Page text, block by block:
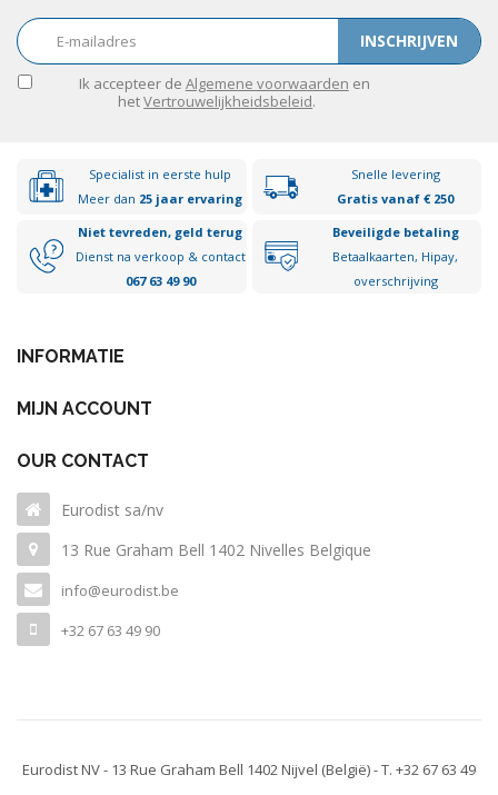
INSCHRIJVEN
Ik accepteer de Algemene voorwaarden en
hetVertrouwelijkheidsbeleid.
Specialist in eerste hulp
Meer dan 25 jaar ervaring
Snelle levering
Gratis vanaf € 250
Niet tevreden, geld terug
Dienst na verkoop & contact
067 63 49 90
Beveiligde betaling
Betaalkaarten, Hipay,
overschrijving
INFORMATIE
MIJN ACCOUNT
OUR CONTACT
Eurodist sa/nv
13 Rue Graham Bell 1402 Nivelles Belgique
info@eurodist.be
+32 67 63 49 90
Eurodist NV - 13 Rue Graham Bell 1402 Nijvel (België)- T. +32 67 63 49